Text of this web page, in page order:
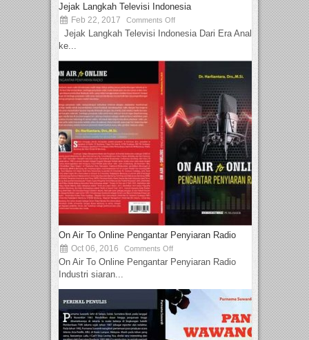
Jejak Langkah Televisi Indonesia
Feb 22, 2017 Comments Off
Jejak Langkah Televisi Indonesia Dari Era Analog
ke...
On Air To Online Pengantar Penyiaran Radio
Oct 06, 2016 Comments Off
On Air To Online Pengantar Penyiaran Radio
Industri siaran...